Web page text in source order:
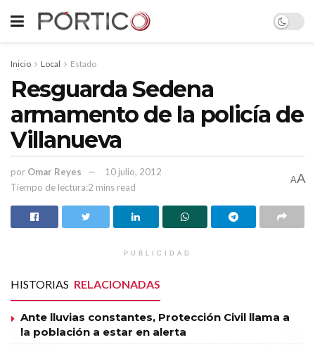
Inicio Local Estado
Resguarda Sedena
armamento de la policía de
Villanueva
por Omar Reyes
10 julio, 2012
Tiempo de lectura:2 mins read
AA
PUBLICIDAD
HISTORIAS RELACIONADAS
Ante lluvias constantes, Protección Civil llama a
la población a estar en alerta